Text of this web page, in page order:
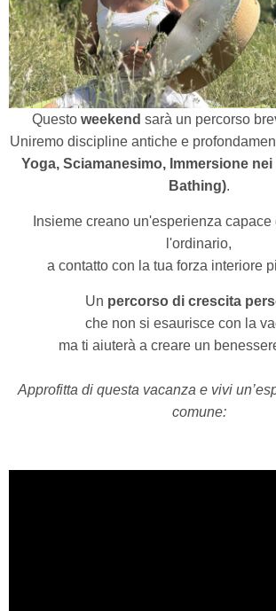
Questo weekend sarà un percorso
Uniremo discipline antiche e
Yoga, Sciamanesimo, Immersione
Bathing).
Insieme creano un'esperienza
l'ordinario,
a contatto con la tua forza interiore
Un percorso di crescita
che non si esaurisce con la
ma ti aiuterà a creare un
Approfitta di questa vacanza e vivi
comune: